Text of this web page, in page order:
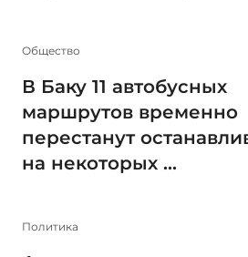
Общество
В Баку 11 автобусных
маршрутов временно
перестанут
на некоторых ...
Политика